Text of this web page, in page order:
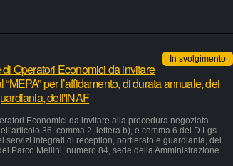
In svolgimento
Operatori Economici da invitare
per l’affidamento, di durata annuale, dei
dell'INAF
Economici da invitare alla procedura negoziata
36, comma 2, lettera b), e comma 6 del D.Lgs.
servizi integrati di reception, portierato e guardiania, del
Parco Mellini, numero 84, sede della Amministrazione